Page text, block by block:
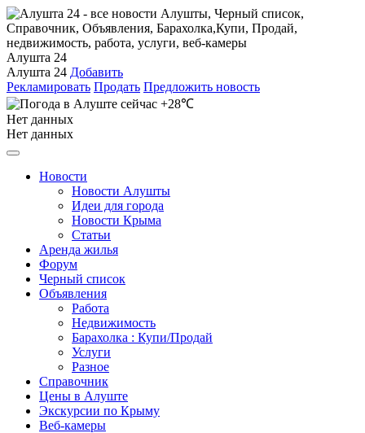
Алушта 24
Алушта 24 Добавить
Рекламировать Продать Предложить новость
+28℃
Нет данных
Нет данных
Новости
Новости Алушты
Идеи для города
Новости Крыма
Статьи
Аренда жилья
Форум
Черный список
Объявления
Работа
Недвижимость
Барахолка : Купи/Продай
Услуги
Разное
Справочник
Цены в Алуште
Экскурсии по Крыму
Веб-камеры